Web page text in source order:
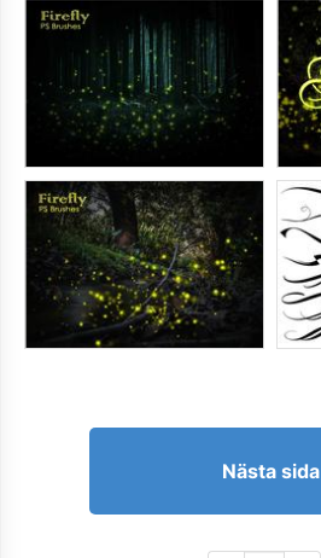
Nästa sida